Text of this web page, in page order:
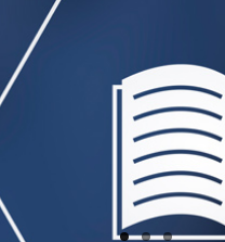
Broschüre
Anmeldung
Durchführungswege
Versorgung